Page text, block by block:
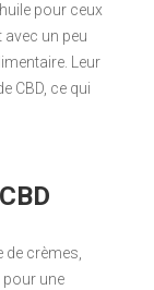
pour ceux
avec un peu
Leur
CBD, ce qui
de crèmes,
une